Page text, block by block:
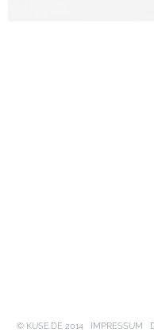
© KUSE.DE 2014 IMPRESSUM